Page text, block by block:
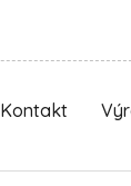
Kontakt